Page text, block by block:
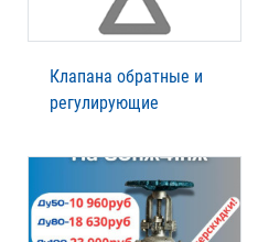
Клапана обратные и
регулирующие